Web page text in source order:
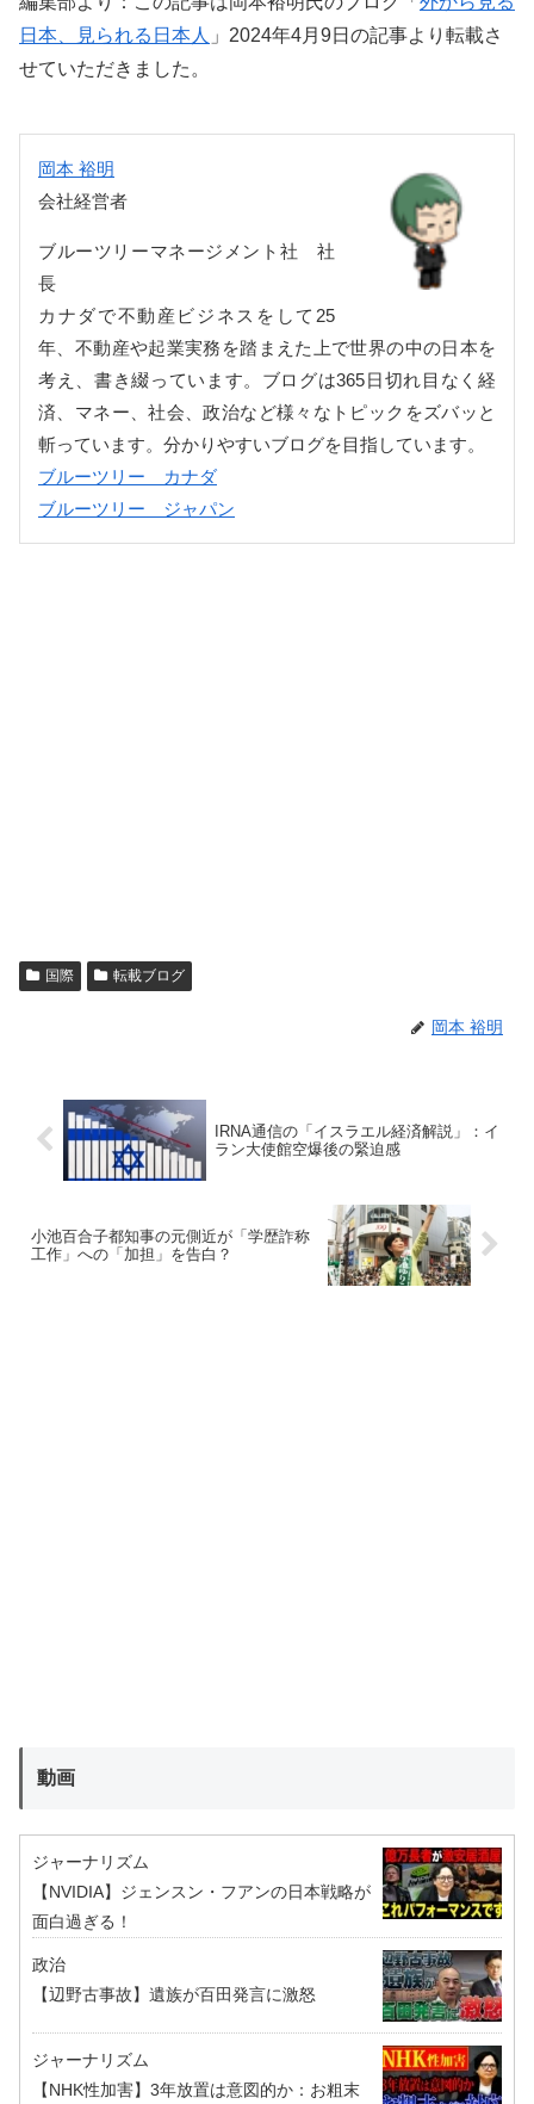
日本、見られる日本人 」2024年4月9日の記事より転載さ
せていただきました。
岡本 裕明
会社経営者
ブルーツリーマネージメント社 社
長
カナダで不動産ビジネスをして25
年、不動産や起業実務を踏まえた上で世界の中の日本を
考え、書き綴っています。ブログは365日切れ目なく経
済、マネー、社会、政治など様々なトピックをズバッと
斬っています。分かりやすいブログを目指しています。
ブルーツリー カナダ
ブルーツリー ジャパン
国際 転載ブログ
岡本 裕明
IRNA通信の「イスラエル経済解説」：イ
ラン大使館空爆後の緊迫感
小池百合子都知事の元側近が「学歴詐称
工作」への「加担」を告白？
動画
ジャーナリズム
【NVIDIA】ジェンスン・フアンの日本戦略が
面白過ぎる！
政治
【辺野古事故】遺族が百田発言に激怒
ジャーナリズム
【NHK性加害】3年放置は意図的か：お粗末